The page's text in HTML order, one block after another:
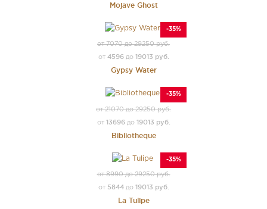
Mojave Ghost
-35%
от 7070 до 29250 руб.
от 4596до 19013 руб.
Gypsy Water
-35%
от 21070 до 29250 руб.
от 13696до 19013 руб.
Bibliotheque
-35%
от 8990 до 29250 руб.
от 5844до 19013 руб.
La Tulipe